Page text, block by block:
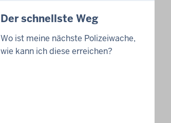
Der schnellste Weg
Wo ist meine nächste Polizeiwache,
wie kann ich diese erreichen?